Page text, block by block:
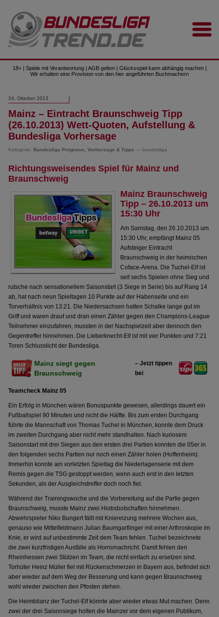
18+ | Spiele mit Verantwortung | AGB gelten | Glücksspiel kann abhängig machen |
Wir erhalten eine Provision von den hier angeführten Buchmachern
24. Oktober 2013
Mainz – Eintracht Braunschweig Tipp
(26.10.2013) Wett-Quoten, Aufstellung &
Bundesliga Vorhersage
Kategorie: Bundesliga Prognose, Vorhersage & Tipps — bundesliga
Richtungsweisendes Spiel für Mainz und
Braunschweig
Mainz Braunschweig
Tipp – 26.10.2013 um
15:30 Uhr
Am Samstag, den 26.10.2013 um
15:30 Uhr, empfängt Mainz 05
Aufsteiger Eintracht
Braunschweig in der heimischen
Coface-Arena. Die Tuchel-Elf ist
seit sechs Spielen ohne Sieg und
rutsche nach sensationellem Saisonstart (3 Siege in Serie) bis auf Rang 14
ab, hat nach neun Spieltagen 10 Punkte auf der Habenseite und ein
Torverhältnis von 13:21. Die Niedersachsen hatten Schalke lange gut im
Griff und waren drauf und dran einen Zähler gegen den Champions-League
Teilnehmer einzufahren, mussten in der Nachspielzeit aber dennoch den
Gegentreffer hinnehmen. Die Lieberknecht-Elf ist mit vier Punkten und 7:21
Toren Schlusslicht der Bundesliga.
Mainz siegt gegen
Braunschweig
– Jetzt tippen
bei
Teamcheck Mainz 05
Ein Erfolg in München wären Bonuspunkte gewesen, allerdings dauert ein
Fußballspiel 90 Minuten und nicht die Hälfte. Bis zum ersten Durchgang
führte die Mannschaft von Thomas Tuchel in München, konnte dem Druck
im zweiten Durchgang aber nicht mehr standhalten. Nach kuriosem
Saisonstart mit drei Siegen aus den ersten drei Partien konnten die 05er in
den folgenden sechs Partien nur noch einen Zähler holen (Hoffenheim).
Immerhin konnte am vorletzten Spieltag die Niederlagenserie mit dem
Remis gegen die TSG gestoppt werden, wenn auch erst in den letzten
Sekunden, als der Ausgleichstreffer doch noch fiel.
Während der Trainingswoche und die Vorbereitung auf die Partie gegen
Braunschweig, musste Mainz zwei Hiobsbotschaften hinnehmen.
Abwehrspieler Niko Bungert fällt mit Kniereizung mehrere Wochen aus,
genauso wie Mittelfeldmann Julian Baumgartlinger mit einer Arthroskopie im
Knie, er wird auf unbestimmte Zeit dem Team fehlen. Tuchel bezeichnete
die zwei kurzfristigen Ausfälle als Horrornachricht. Damit fehlen den
Rheinhessen zwei Stützen im Team, die nicht einfach zu ersetzen sind.
Torhüter Heinz Müller fiel mit Rückenschmerzen in Bayern aus, befindet sich
aber wieder auf dem Weg der Besserung und kann gegen Braunschweig
wohl wieder zwischen den Pfosten stehen.
Die Heimbilanz der Tuchel-Elf könnte aber wieder etwas Mut machen. Denn
zwei der drei Saisonsiege holten die Mainzer vor dem eigenen Publikum,